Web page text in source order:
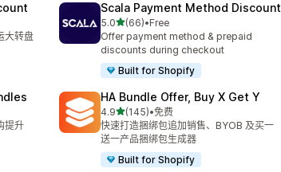
大转盘
Scala Payment Method Discount
5.0星（满分 5 星）
(66)
总共 66 条评论
•Free
Offer payment method & prepaid
discounts during checkout
Built for Shopify
提升
HA Bundle Offer, Buy X Get Y
4.9星（满分 5 星）
(145)
总共 145 条评论
•免费
快速打造捆绑包追加销售、BYOB 及买一
送一产品捆绑包生成器
Built for Shopify